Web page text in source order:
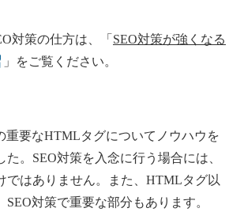
対策の仕方は、「 SEO対策が強くなる
」をご覧ください。
重要なHTMLタグについてノウハウを
た。SEO対策を入念に行う場合には、
ではありません。また、HTMLタグ以
対策で重要な部分もあります。